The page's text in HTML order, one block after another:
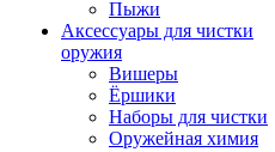
Пыжи
Аксессуары для чистки
оружия
Вишеры
Ёршики
Наборы для чистки
Оружейная химия